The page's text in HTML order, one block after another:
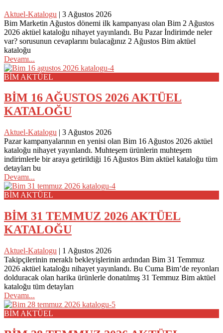
Aktuel-Katalogu | 3 Ağustos 2026
Bim Marketin Ağustos dönemi ilk kampanyası olan Bim 2 Ağustos
2026 aktüel kataloğu nihayet yayınlandı. Bu Pazar İndirimde neler
var? sorusunun cevaplarını bulacağınız 2 Ağustos Bim aktüel
kataloğu
Devamı...
BİM AKTÜEL
BİM 16 AĞUSTOS 2026 AKTÜEL
KATALOĞU
Aktuel-Katalogu | 3 Ağustos 2026
Pazar kampanyalarının en yenisi olan Bim 16 Ağustos 2026 aktüel
kataloğu nihayet yayınlandı. Muhteşem ürünlerin muhteşem
indirimlerle bir araya getirildiği 16 Ağustos Bim aktüel kataloğu tüm
detayları bu
Devamı...
BİM AKTÜEL
BİM 31 TEMMUZ 2026 AKTÜEL
KATALOĞU
Aktuel-Katalogu | 1 Ağustos 2026
Takipçilerinin meraklı bekleyişlerinin ardından Bim 31 Temmuz
2026 aktüel kataloğu nihayet yayınlandı. Bu Cuma Bim’de reyonları
dolduracak olan harika ürünlerle donatılmış 31 Temmuz Bim aktüel
kataloğu tüm detayları
Devamı...
BİM AKTÜEL